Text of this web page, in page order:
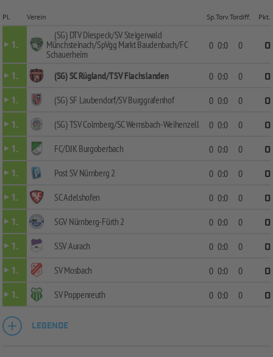
Pl. Verein Sp.Torv.Tordiff. Pkt.
1.
(SG) DTV Diespeck/SV Steigerwald
Münchsteinach/SpVgg Markt Baudenbach/FC
Schauerheim
0 0:0 0 0
1. (SG) SC Rügland/TSV Flachslanden 0 0:0 0
0
1.
(SG) SF Laubendorf/SV Burggrafenhof 0 0:0 0
0
1.
(SG) TSV Colmberg/SC Wernsbach-Weihenzell 0 0:0 0
0
1.
FC/DJK Burgoberbach 0 0:0 0
0
1.
Post SV Nürnberg 2 0 0:0 0
0
1.
SC Adelshofen 0 0:0 0
0
1.
SGV Nürnberg-Fürth 2 0 0:0 0
0
1.
SSV Aurach 0 0:0 0
0
1.
SV Mosbach 0 0:0 0
0
1.
SV Poppenreuth 0 0:0 0 0
LEGENDE